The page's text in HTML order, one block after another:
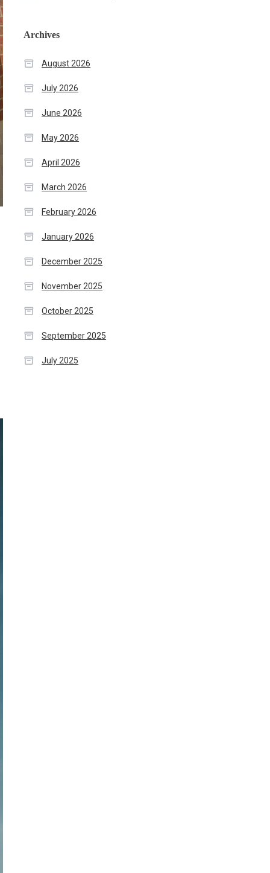
Archives
August 2026
July 2026
June 2026
May 2026
April 2026
March 2026
February 2026
January 2026
December 2025
November 2025
October 2025
September 2025
July 2025